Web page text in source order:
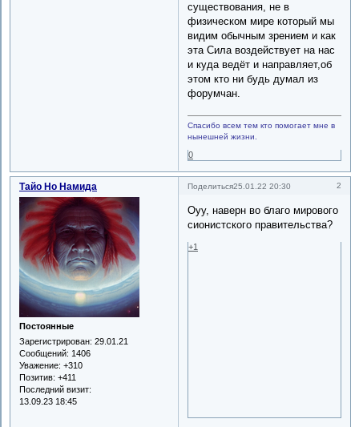
существования, не в
физическом мире который мы
видим обычным зрением и как
эта Сила воздействует на нас
и куда ведёт и направляет,об
этом кто ни будь думал из
форумчан.
Спасибо всем тем кто помогает мне в
нынешней жизни.
0
Поделиться 2
25.01.22 20:30
Тайо Но Намида
Постоянные
Зарегистрирован: 29.01.21
Сообщений: 1406
Уважение: +310
Позитив: +411
Последний визит:
13.09.23 18:45
Оуу, наверн во благо мирового
сионистского правительства?
+1